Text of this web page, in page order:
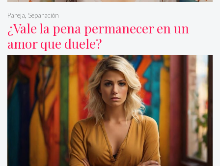
¿Vale la pena permanecer en un
amor que duele?
Pareja Separación